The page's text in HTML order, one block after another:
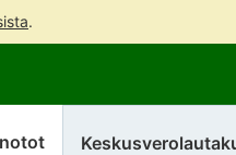
.
sisältöön
sivuston
hakuun